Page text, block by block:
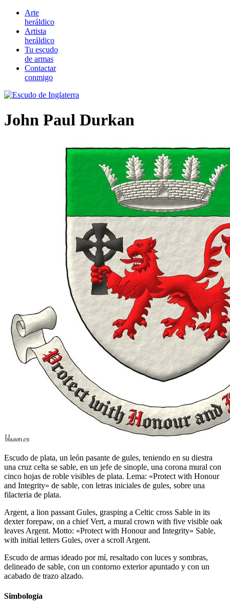
Arte
heráldico
Artista
heráldico
Tu escudo
de armas
Contactar
conmigo
John Paul Durkan
Escudo de plata, un león pasante de gules, teniendo en su diestra
una cruz celta se sable, en un jefe de sinople, una corona mural con
cinco hojas de roble visibles de plata. Lema: «Protect with Honour
and Integrity» de sable, con letras iniciales de gules, sobre una
filacteria de plata.
Argent, a lion passant Gules, grasping a Celtic cross Sable in its
dexter forepaw, on a chief Vert, a mural crown with five visible oak
leaves Argent. Motto: «Protect with Honour and Integrity» Sable,
with initial letters Gules, over a scroll Argent.
Escudo de armas ideado por mí, resaltado con luces y sombras,
delineado de sable, con un contorno exterior apuntado y con un
acabado de trazo alzado.
Simbología